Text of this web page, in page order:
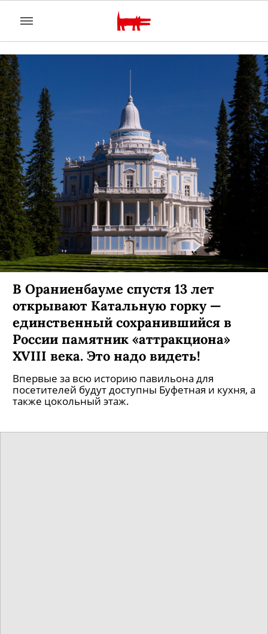
В Ораниенбауме спустя 13 лет
открывают Катальную горку —
единственный сохранившийся в
России памятник «аттракциона»
XVIII века. Это надо видеть!
Впервые за всю историю павильона для
посетителей будут доступны Буфетная и кухня, а
также цокольный этаж.